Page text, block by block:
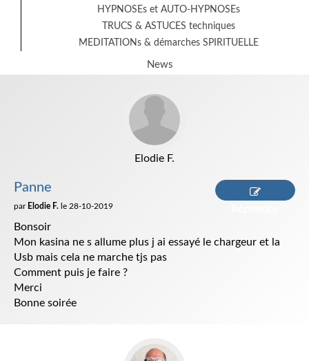
HYPNOSEs et AUTO-HYPNOSEs
TRUCS & ASTUCES techniques
MEDITATIONs & démarches SPIRITUELLE
News
Elodie F.
Panne
par Elodie F. le 28-10-2019
Bonsoir
Mon kasina ne s allume plus j ai essayé le chargeur et la
Usb mais cela ne marche tjs pas
Comment puis je faire ?
Merci
Bonne soirée